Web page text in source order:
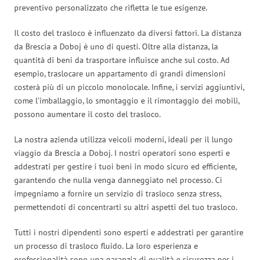
preventivo personalizzato che rifletta le tue esigenze.
Il costo del trasloco è influenzato da diversi fattori. La distanza
da Brescia a Doboj è uno di questi. Oltre alla distanza, la
quantità di beni da trasportare influisce anche sul costo. Ad
esempio, traslocare un appartamento di grandi dimensioni
costerà più di un piccolo monolocale. Infine, i servizi aggiuntivi,
come l’imballaggio, lo smontaggio e il rimontaggio dei mobili,
possono aumentare il costo del trasloco.
La nostra azienda utilizza veicoli moderni, ideali per il lungo
viaggio da Brescia a Doboj. I nostri operatori sono esperti e
addestrati per gestire i tuoi beni in modo sicuro ed efficiente,
garantendo che nulla venga danneggiato nel processo. Ci
impegniamo a fornire un servizio di trasloco senza stress,
permettendoti di concentrarti su altri aspetti del tuo trasloco.
Tutti i nostri dipendenti sono esperti e addestrati per garantire
un processo di trasloco fluido. La loro esperienza e